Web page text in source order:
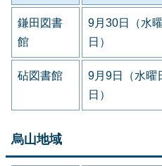
鎌田図書
館
9月30日（水
日）
砧図書館
9月9日（水曜
日）
烏山地域